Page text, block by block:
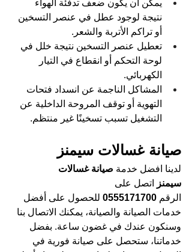
يمكن أن يكون ضعف تدفئة الهواء
نتيجة لوجود عطل في عنصر التسخين
أو تراكم الأتربة والشعر.
تعطيل عنصر التسخين نتيجة خلل في
لوحة التحكم أو انقطاع في التيار
الكهربائي.
المشاكل الناجمة عن انسداد فتحات
التهوية أو توقف المروحة الداخلية عن
التشغيل تسبب تسخينًا غير منتظم.
صيانة غسالات سيمنز
لدينا افضل خدمة صيانة غسالات
سيمنز
اتصل على
الرقم
للحصول على أفضل
خدمات الصيانة والصيانة، يمكنك الاتصال بنا
وسنكون عندك في غضون ساعة. بفضل
خدماتنا، ستحصل على صيانة فورية في